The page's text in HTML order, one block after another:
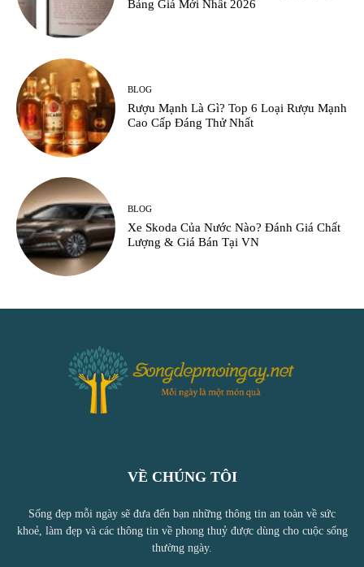
Bảng Giá Mới Nhất 2026
BLOG
Rượu Mạnh Là Gì? Top 6 Loại Rượu Mạnh
Cao Cấp Đáng Thử Nhất
BLOG
Xe Skoda Của Nước Nào? Đánh Giá Chất
Lượng & Giá Bán Tại VN
VỀ CHÚNG TÔI
Sống đẹp mỗi ngày sẽ đưa đến bạn những thông tin an toàn về sức
khoẻ, làm đẹp và các thông tin về phong thuỷ được dùng cho cuộc sống
thường ngày.